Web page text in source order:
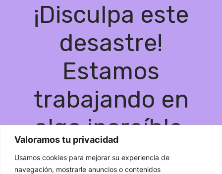
Valoramos tu privacidad
Usamos cookies para mejorar su experiencia de
navegación, mostrarle anuncios o contenidos
¡Disculpa este
desastre!
Estamos
trabajando en
algo increíble,
¡vuelve pronto!